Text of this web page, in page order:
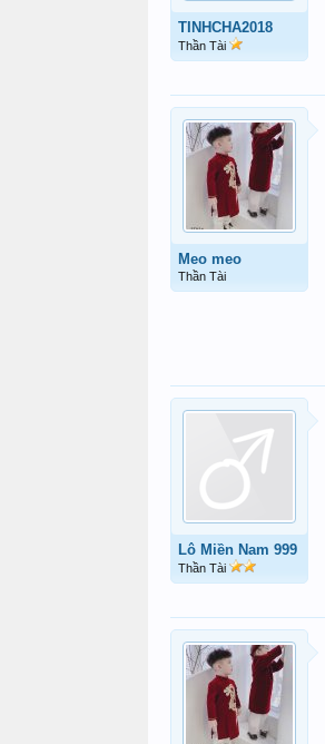
TINHCHA2018
Thần Tài
Meo meo
Thần Tài
Lô Miền Nam 999
Thần Tài